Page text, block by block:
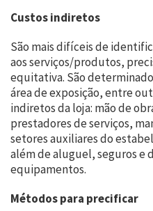
Custos indiretos
São mais difíceis de
aos serviços/produtos,
equitativa. São
área de exposição, entre
indiretos da loja: mão de
prestadores de serviços,
setores auxiliares do
além de aluguel, seguros e
equipamentos.
Métodos para precificar